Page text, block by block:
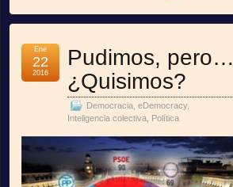
Pudimos, pero…
¿Quisimos?
Democracia eDemocracy,
Inteligencia colectiva Política
Ene
22
2016